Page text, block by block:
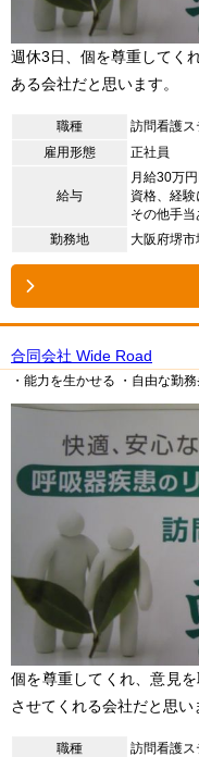
週休3日、個を尊重してく
ある会社だと思います。
職種
訪問看護
雇用形態
正社員
給与
月給30万
資格、経験
その他手当
勤務地
大阪府堺
合同会社 Wide Road
・能力を生かせる ・自由な勤
個を尊重してくれ、意見
させてくれる会社だと思い
職種
訪問看護